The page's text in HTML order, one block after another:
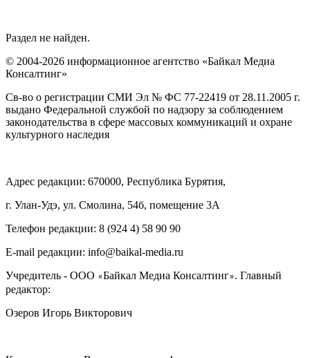
Раздел не найден.
© 2004-2026 информационное агентство «Байкал Медиа
Консалтинг»
Св-во о регистрации СМИ Эл № ФС 77-22419 от 28.11.2005 г.
выдано Федеральной службой по надзору за соблюдением
законодательства в сфере массовых коммуникаций и охране
культурного наследия
Адрес редакции: 670000, Республика Бурятия,
г. Улан-Удэ, ул. Смолина, 54б, помещение 3А
Телефон редакции: ‎‎8 (924 4) 58 90 90
E-mail редакции: info@baikal-media.ru
Учредитель - ООО «Байкал Медиа Консалтинг». Главный
редактор:
Озеров Игорь Викторович